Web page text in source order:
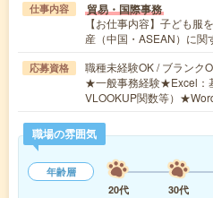
仕事内容 貿易・国際事務
【お仕事内容】子ども服
産（中国・ASEAN）に
応募資格
職種未経験OK / ブランク
★一般事務経験★Excel：
VLOOKUP関数等）
職場の雰囲気
年齢層
20代
30代